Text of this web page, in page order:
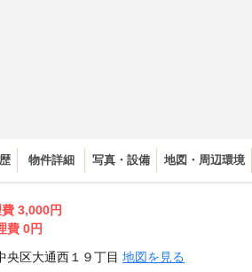
物件詳細 写真・設備 地図・周辺環境
3,000円
費 0円
央区大通西１９丁目 地図を見る